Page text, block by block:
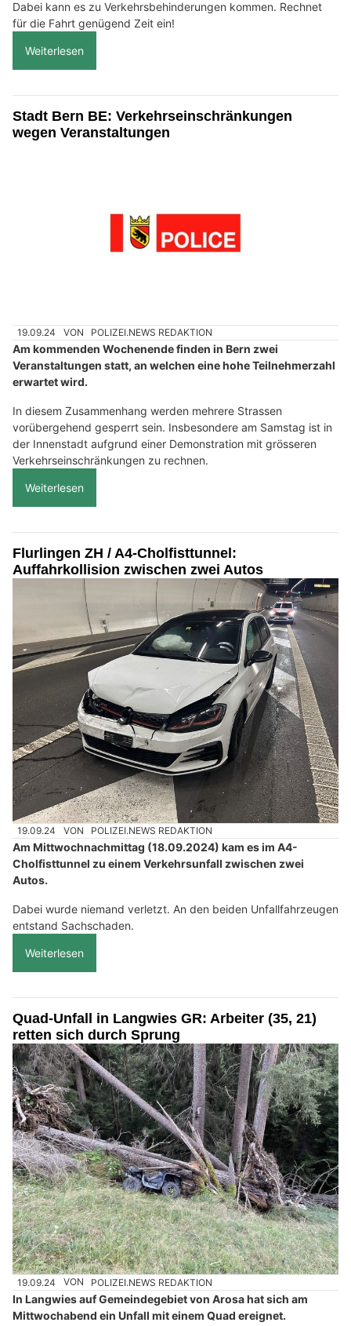
Dabei kann es zu Verkehrsbehinderungen kommen. Rechnet
für die Fahrt genügend Zeit ein!
Weiterlesen
Stadt Bern BE: Verkehrseinschränkungen
wegen Veranstaltungen
19.09.24 VON POLIZEI.NEWS REDAKTION
Am kommenden Wochenende finden in Bern zwei
Veranstaltungen statt, an welchen eine hohe Teilnehmerzahl
erwartet wird.
In diesem Zusammenhang werden mehrere Strassen
vorübergehend gesperrt sein. Insbesondere am Samstag ist in
der Innenstadt aufgrund einer Demonstration mit grösseren
Verkehrseinschränkungen zu rechnen.
Weiterlesen
Flurlingen ZH / A4-Cholfisttunnel:
Auffahrkollision zwischen zwei Autos
19.09.24 VON POLIZEI.NEWS REDAKTION
Am Mittwochnachmittag (18.09.2024) kam es im A4-
Cholfisttunnel zu einem Verkehrsunfall zwischen zwei
Autos.
Dabei wurde niemand verletzt. An den beiden Unfallfahrzeugen
entstand Sachschaden.
Weiterlesen
Quad-Unfall in Langwies GR: Arbeiter (35, 21)
retten sich durch Sprung
19.09.24 VON POLIZEI.NEWS REDAKTION
In Langwies auf Gemeindegebiet von Arosa hat sich am
Mittwochabend ein Unfall mit einem Quad ereignet.